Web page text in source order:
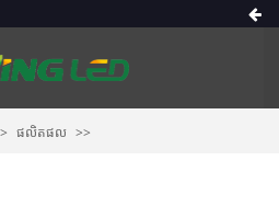
ផលិតផល